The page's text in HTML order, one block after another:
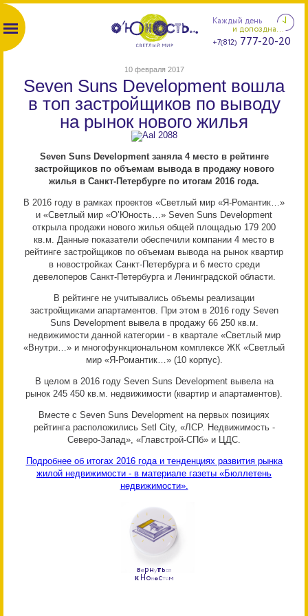
Каждый день
и допоздна...
+7(812) 777-20-20
10 февраля 2017
Seven Suns Development вошла
в топ застройщиков по выводу
на рынок нового жилья
Seven Suns Development заняла 4 место в рейтинге
застройщиков по объемам вывода в продажу нового
жилья в Санкт-Петербурге по итогам 2016 года.
В 2016 году в рамках проектов «Светлый мир «Я-Романтик…»
и «Светлый мир «О’Юность…» Seven Suns Development
открыла продажи нового жилья общей площадью 179 200
кв.м. Данные показатели обеспечили компании 4 место в
рейтинге застройщиков по объемам вывода на рынок квартир
в новостройках Санкт-Петербурга и 6 место среди
девелоперов Санкт-Петербурга и Ленинградской области.
В рейтинге не учитывались объемы реализации
застройщиками апартаментов. При этом в 2016 году Seven
Suns Development вывела в продажу 66 250 кв.м.
недвижимости данной категории - в квартале «Светлый мир
«Внутри…» и многофункциональном комплексе ЖК «Светлый
мир «Я-Романтик…» (10 корпус).
В целом в 2016 году Seven Suns Development вывела на
рынок 245 450 кв.м. недвижимости (квартир и апартаментов).
Вместе с Seven Suns Development на первых позициях
рейтинга расположились Setl City, «ЛСР. Недвижимость -
Северо-Запад», «Главстрой-СПб» и ЦДС.
Подробнее об итогах 2016 года и тенденциях развития рынка
жилой недвижимости - в материале газеты «Бюллетень
недвижимости».
Вернуться
к Новостям